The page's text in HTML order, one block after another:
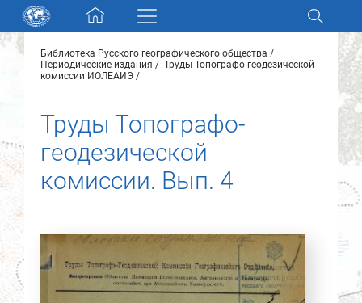
Skip navigation
Разделы и коллекции
Новости
О нас
Контакты
Библиотека Русского географического общества
Периодические издания
Труды Топографо-геодезической
комиссии ИОЛЕАИЭ
Труды Топографо-
геодезической
комиссии. Вып. 4